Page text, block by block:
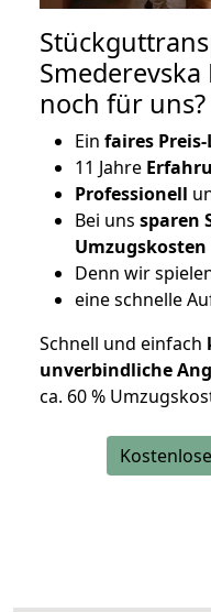
noch für uns?
Ein faires
11 Jahre
Professionell
Bei uns sparen
Umzugskosten
Denn wir
eine schnelle
Schnell und einfach
unverbindliche
ca. 60 %